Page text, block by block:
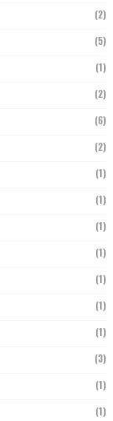
(2)
(5)
(1)
(2)
(6)
(2)
(1)
(1)
(1)
(1)
(1)
(1)
(1)
(3)
(1)
(1)